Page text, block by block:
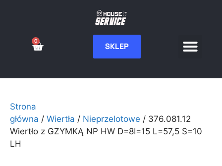
SKLEP
0
Strona
główna / Wiertła / Nieprzelotowe / 376.081.12
Wiertło z GZYMKĄ NP HW D=8I=15 L=57,5 S=10
LH